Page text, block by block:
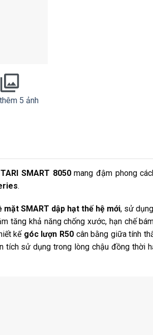
5 ảnh
TARI SMART 8050mang đậm phong
.
mặt SMART dập hạt thế hệ mới, sử
tăng khả năng chống xước, hạn chế
kế góc lượn R50cân bằng giữa tính
tích sử dụng trong lòng chậu đồng thời